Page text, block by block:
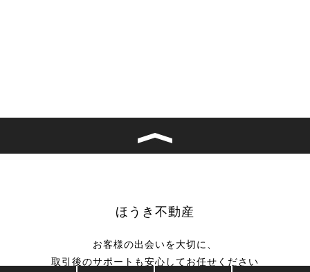
ほうき不動産
お客様の出会いを大切に、
取引後のサポートも安心してお任せください